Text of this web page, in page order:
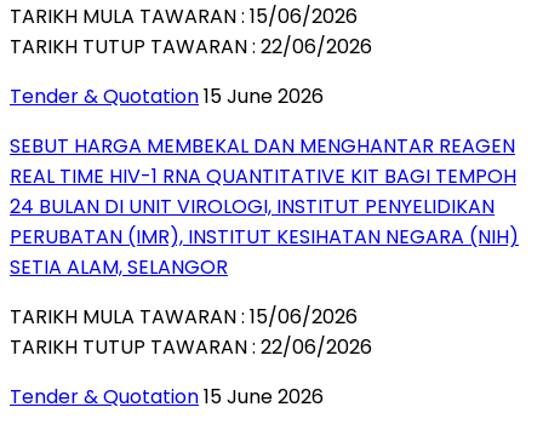
TARIKH MULA TAWARAN : 15/06/2026
TARIKH TUTUP TAWARAN : 22/06/2026
Tender & Quotation15 June 2026
SEBUT HARGA MEMBEKAL DAN MENGHANTAR REAGEN
REAL TIME HIV-1 RNA QUANTITATIVE KIT BAGI TEMPOH
24 BULAN DI UNIT VIROLOGI, INSTITUT PENYELIDIKAN
PERUBATAN (IMR), INSTITUT KESIHATAN NEGARA (NIH)
SETIA ALAM, SELANGOR
TARIKH MULA TAWARAN : 15/06/2026
TARIKH TUTUP TAWARAN : 22/06/2026
Tender & Quotation15 June 2026